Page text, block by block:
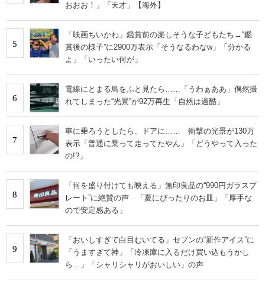
おおお！」「天才」【海外】
5
「映画ちいかわ」鑑賞前の楽しそうな子どもたち→“鑑
賞後の様子”に2900万表示「そうなるわなw」「分かる
よ」「いったい何が」
6
電線にとまる鳥をふと見たら……「うわぁああ」偶然撮
れてしまった“光景”が92万再生「自然は過酷」
7
車に乗ろうとしたら、ドアに…… 衝撃の光景が130万
表示「普通に乗って走ってたやん」「どうやって入った
の!?」
8
「何を盛り付けても映える」無印良品の“990円ガラスプ
レート”に絶賛の声 「夏にぴったりのお皿」「厚手な
ので安定感ある」
9
「おいしすぎて白目むいてる」セブンの“新作アイス”に
「うますぎて神」「冷凍庫に入るだけ買い込もうかし
ら…」「シャリシャリがおいしい」の声